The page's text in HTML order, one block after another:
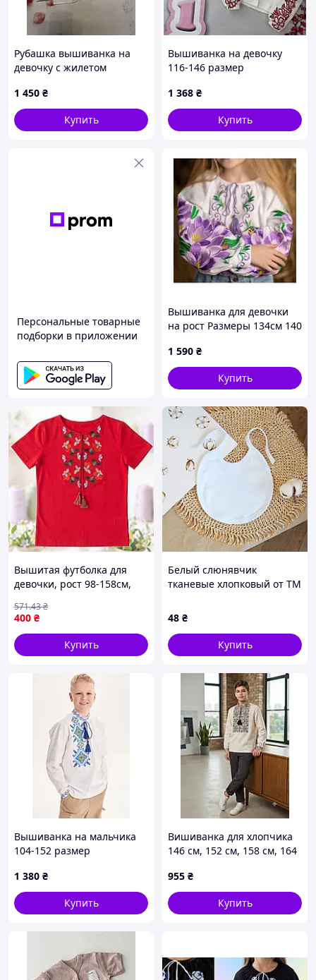
Рубашка вышиванка на
девочку с жилетом
1 450 ₴
Купить
Вышиванка на девочку
116-146 размер
1 368 ₴
Купить
Персональные товарные
подборки в приложении
Вышиванка для девочки
на рост Размеры 134см 140
1 590 ₴
Купить
Вышитая футболка для
девочки, рост 98-158см,
с вышивкой / Вышиванка
для девочки
400 ₴
571.43₴
Купить
Белый слюнявчик
тканевые хлопковый от ТМ
48 ₴
Купить
Вышиванка на мальчика
104-152 размер
1 380 ₴
Купить
Вишиванка для хлопчика
146 см, 152 см, 158 см, 164
955 ₴
Купить